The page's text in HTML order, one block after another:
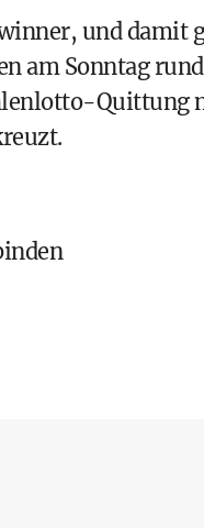
und damit
am Sonntag
Quittung